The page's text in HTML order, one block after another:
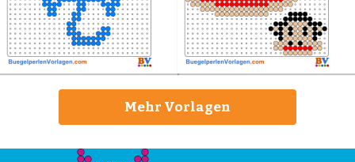
Mehr Vorlagen